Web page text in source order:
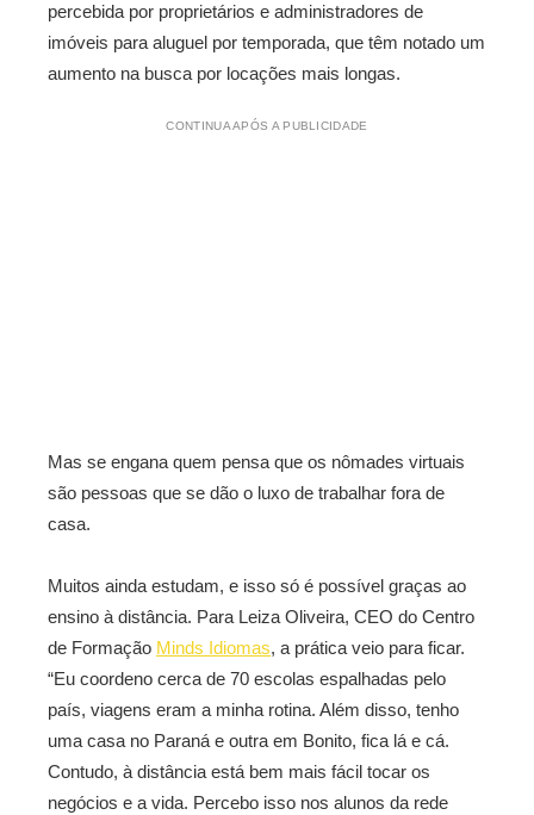
percebida por proprietários e administradores de
imóveis para aluguel por temporada, que têm notado um
aumento na busca por locações mais longas.
CONTINUA APÓS A PUBLICIDADE
Mas se engana quem pensa que os nômades virtuais
são pessoas que se dão o luxo de trabalhar fora de
casa.
Muitos ainda estudam, e isso só é possível graças ao
ensino à distância. Para Leiza Oliveira, CEO do Centro
de Formação Minds Idiomas, a prática veio para ficar.
“Eu coordeno cerca de 70 escolas espalhadas pelo
país, viagens eram a minha rotina. Além disso, tenho
uma casa no Paraná e outra em Bonito, fica lá e cá.
Contudo, à distância está bem mais fácil tocar os
negócios e a vida. Percebo isso nos alunos da rede